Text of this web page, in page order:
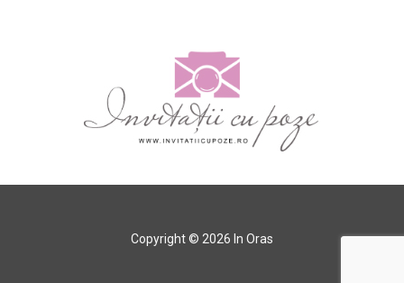
Copyright © 2026 In Oras